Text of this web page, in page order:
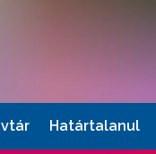
Határtalanul